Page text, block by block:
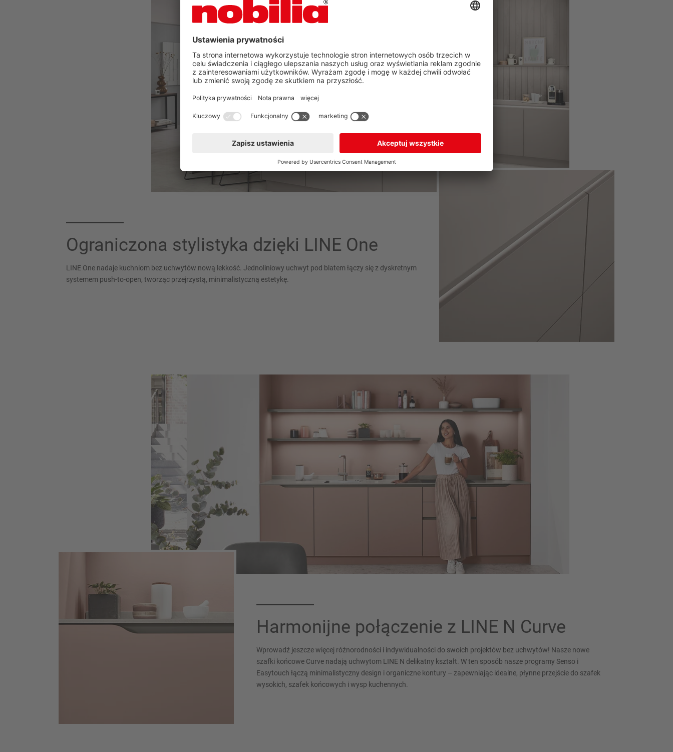
Ograniczona stylistyka dzięki LINE One
LINE One nadaje kuchniom bez uchwytów nową lekkość. Jednoliniowy uchwyt pod blatem łączy się z dyskretnym
systemem push-to-open, tworząc przejrzystą, minimalistyczną estetykę.
Harmonijne połączenie z LINE N Curve
Wprowadź jeszcze więcej różnorodności i indywidualności do swoich projektów bez uchwytów! Nasze nowe
szafki końcowe Curve nadają uchwytom LINE N delikatny kształt. W ten sposób nasze programy Senso i
Easytouch łączą minimalistyczny design i organiczne kontury – zapewniając idealne, płynne przejście do szafek
wysokich, szafek końcowych i wysp kuchennych.